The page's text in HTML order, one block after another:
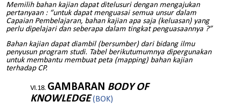
Memilih bahan kajian dapat ditelusuri dengan mengajukan
pertanyaan : “untuk dapat menguasai semua unsur dalam
Capaian Pembelajaran, bahan kajian apa saja (keluasan) yang
perlu dipelajari dan seberapa dalam tingkat penguasaannya ?”
Bahan kajian dapat diambil (bersumber) dari bidang ilmu
penyusun program studi. Tabel berikutumumnya dipergunakan
untuk membantu membuat peta (mapping) bahan kajian
terhadap CP.
GAMBARAN BODY OF
KNOWLEDGE (BOK)